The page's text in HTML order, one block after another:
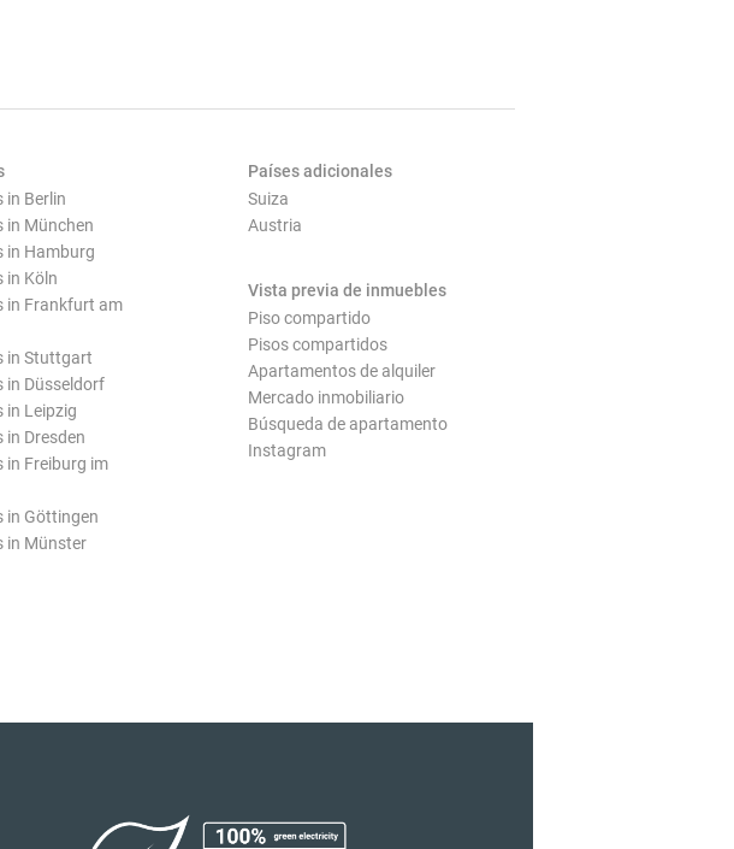
in Berlin
in München
in Hamburg
in Köln
in Frankfurt am
in Stuttgart
in Düsseldorf
in Leipzig
Dresden
Freiburg im
in Göttingen
in Münster
Países adicionales
Suiza
Austria
Vista previa de inmuebles
Piso compartido
Pisos compartidos
Apartamentos de alquiler
Mercado inmobiliario
Búsqueda de apartamento
Instagram